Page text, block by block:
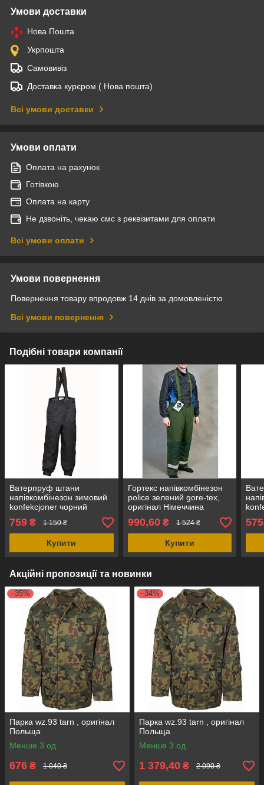
Умови доставки
Нова Пошта
Укрпошта
Самовивіз
Доставка курєром ( Нова пошта)
Всі умови доставки
Умови оплати
Оплата на рахунок
Готівкою
Оплата на карту
Не дзвоніть, чекаю смс з реквізитами для оплати
Всі умови оплати
Умови повернення
Повернення товару впродовж 14 днів за домовленістю
Всі умови повернення
Подібні товари компанії
Ватерпруф штани
напівкомбінезон зимовий
konfekcjoner чорний
waterproof Польща
759 ₴ 1 150 ₴
Купити
Гортекс напівкомбінезон
police зелений gore-tex,
оригінал Німеччина
990,60₴ 1 524 ₴
Купити
575
Акційні пропозиції та новинки
–35%
Парка wz.93 tarn , оригінал
Польща
Менше 3 од.
676 ₴ 1 040 ₴
–34%
Парка wz.93 tarn , оригінал
Польща
Менше 3 од.
1 379,40 ₴ 2 090 ₴